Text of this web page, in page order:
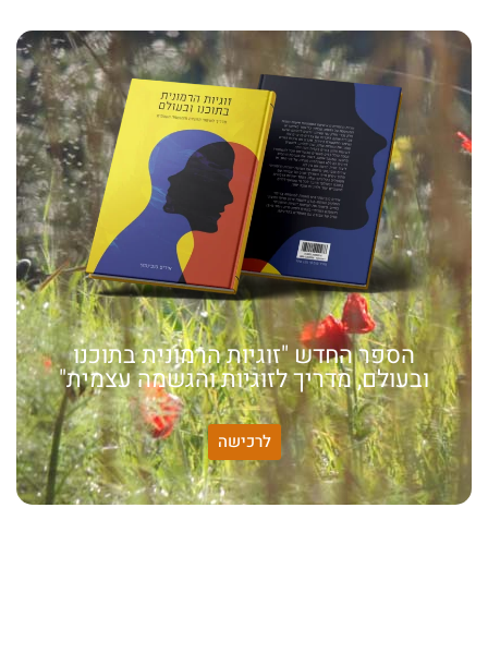
הספר החדש "זוגיות הרמונית בתוכנו
ובעולם, מדריך לזוגיות והגשמה עצמית"
לרכישה
האמונה שלי: